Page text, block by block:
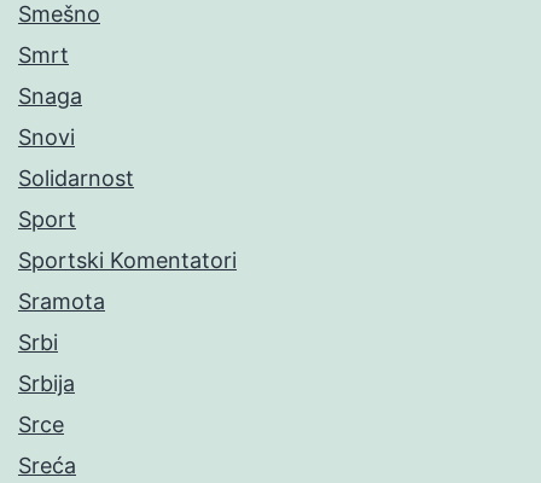
Smešno
Smrt
Snaga
Snovi
Solidarnost
Sport
Sportski Komentatori
Sramota
Srbi
Srbija
Srce
Sreća